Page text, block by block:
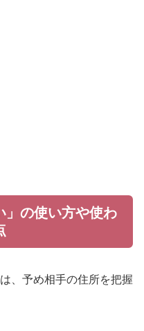
」の使い方や使わ
、予め相手の住所を把握